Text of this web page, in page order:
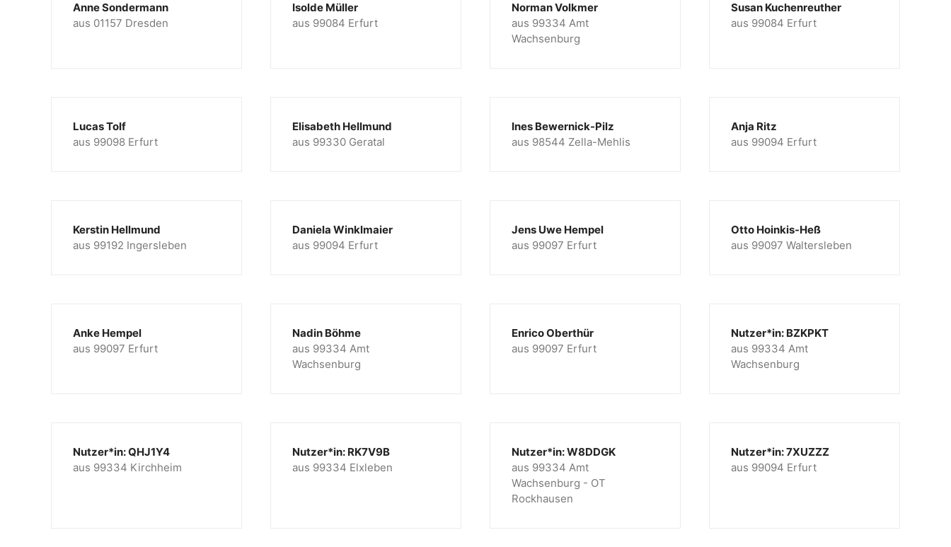
Anne Sondermann
aus 01157 Dresden
Isolde Müller
aus 99084 Erfurt
Norman Volkmer
aus 99334 Amt
Wachsenburg
Susan Kuchenreuther
aus 99084 Erfurt
Lucas Tolf
aus 99098 Erfurt
Elisabeth Hellmund
aus 99330 Geratal
Ines Bewernick-Pilz
aus 98544 Zella-Mehlis
Anja Ritz
aus 99094 Erfurt
Kerstin Hellmund
aus 99192 Ingersleben
Daniela Winklmaier
aus 99094 Erfurt
Jens Uwe Hempel
aus 99097 Erfurt
Otto Hoinkis-Heß
aus 99097 Waltersleben
Anke Hempel
aus 99097 Erfurt
Nadin Böhme
aus 99334 Amt
Wachsenburg
Enrico Oberthür
aus 99097 Erfurt
Nutzer*in: BZKPKT
aus 99334 Amt
Wachsenburg
Nutzer*in: QHJ1Y4
aus 99334 Kirchheim
Nutzer*in: RK7V9B
aus 99334 Elxleben
Nutzer*in: W8DDGK
aus 99334 Amt
Wachsenburg - OT
Rockhausen
Nutzer*in: 7XUZZZ
aus 99094 Erfurt